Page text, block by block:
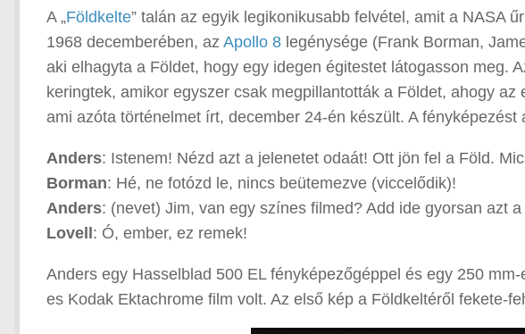
A „Földkelte” talán az egyik legikonikusabb felvétel, amit a NASA
1968 decemberében, az Apollo 8 legénysége (Frank Borman,
aki elhagyta a Földet, hogy egy idegen égitestet látogasson meg.
keringtek, amikor egyszer csak megpillantották a Földet, ahogy
ami azóta történelmet írt, december 24-én készült. A fényképezést
Anders: Istenem! Nézd azt a jelenetet odaát! Ott jön fel a Föld.
Borman: Hé, ne fotózd le, nincs beütemezve (viccelődik)!
Anders: (nevet) Jim, van egy színes filmed? Add ide gyorsan azt
Lovell : Ó, ember, ez remek!
Anders egy Hasselblad 500 EL fényképezőgéppel és egy 250
es Kodak Ektachrome film volt. Az első kép a Földkeltéről fekete-